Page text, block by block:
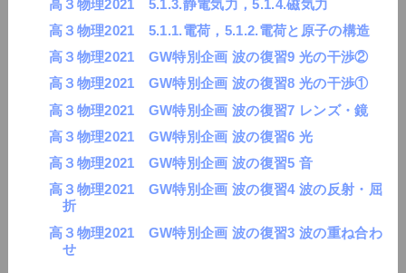
高３物理2021 5.1.3.静電気力，5.1.4.磁気力
高３物理2021 5.1.1.電荷，5.1.2.電荷と原子の構造
高３物理2021 GW特別企画 波の復習9 光の干渉②
高３物理2021 GW特別企画 波の復習8 光の干渉①
高３物理2021 GW特別企画 波の復習7 レンズ・鏡
高３物理2021 GW特別企画 波の復習6 光
高３物理2021 GW特別企画 波の復習5 音
高３物理2021 GW特別企画 波の復習4 波の反射・屈
折
高３物理2021 GW特別企画 波の復習3 波の重ね合わ
せ